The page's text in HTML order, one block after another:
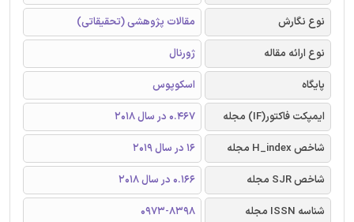
نوع نگارش
مقالات پژوهشی (تحقیقاتی)
نوع ارائه مقاله
ژورنال
پایگاه
اسکوپوس
ایمپکت فاکتور(IF) مجله
0.467 در سال 2018
شاخص H_index مجله
16 در سال 2019
شاخص SJR مجله
0.166 در سال 2018
شناسه ISSN مجله
0973-8398